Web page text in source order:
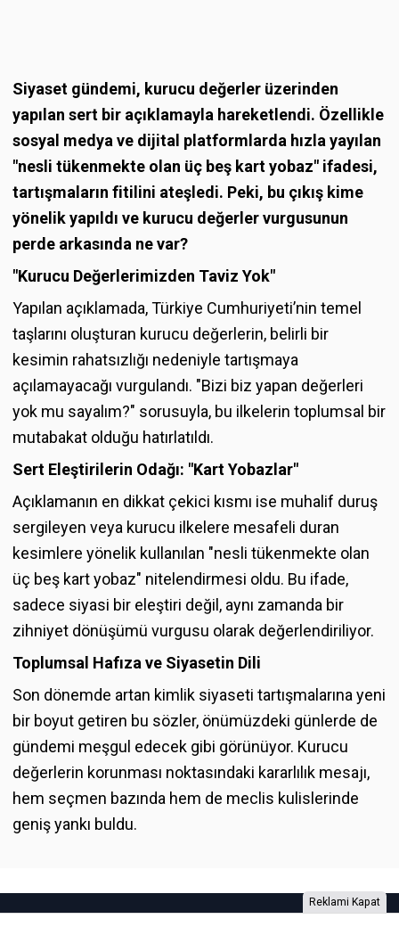
Siyaset gündemi, kurucu değerler üzerinden
yapılan sert bir açıklamayla hareketlendi. Özellikle
sosyal medya ve dijital platformlarda hızla yayılan
"nesli tükenmekte olan üç beş kart yobaz" ifadesi,
tartışmaların fitilini ateşledi. Peki, bu çıkış kime
yönelik yapıldı ve kurucu değerler vurgusunun
perde arkasında ne var?
"Kurucu Değerlerimizden Taviz Yok"
Yapılan açıklamada, Türkiye Cumhuriyeti’nin temel
taşlarını oluşturan kurucu değerlerin, belirli bir
kesimin rahatsızlığı nedeniyle tartışmaya
açılamayacağı vurgulandı. "Bizi biz yapan değerleri
yok mu sayalım?" sorusuyla, bu ilkelerin toplumsal bir
mutabakat olduğu hatırlatıldı.
Sert Eleştirilerin Odağı: "Kart Yobazlar"
Açıklamanın en dikkat çekici kısmı ise muhalif duruş
sergileyen veya kurucu ilkelere mesafeli duran
kesimlere yönelik kullanılan "nesli tükenmekte olan
üç beş kart yobaz" nitelendirmesi oldu. Bu ifade,
sadece siyasi bir eleştiri değil, aynı zamanda bir
zihniyet dönüşümü vurgusu olarak değerlendiriliyor.
Toplumsal Hafıza ve Siyasetin Dili
Son dönemde artan kimlik siyaseti tartışmalarına yeni
bir boyut getiren bu sözler, önümüzdeki günlerde de
gündemi meşgul edecek gibi görünüyor. Kurucu
değerlerin korunması noktasındaki kararlılık mesajı,
hem seçmen bazında hem de meclis kulislerinde
geniş yankı buldu.
Reklami Kapat